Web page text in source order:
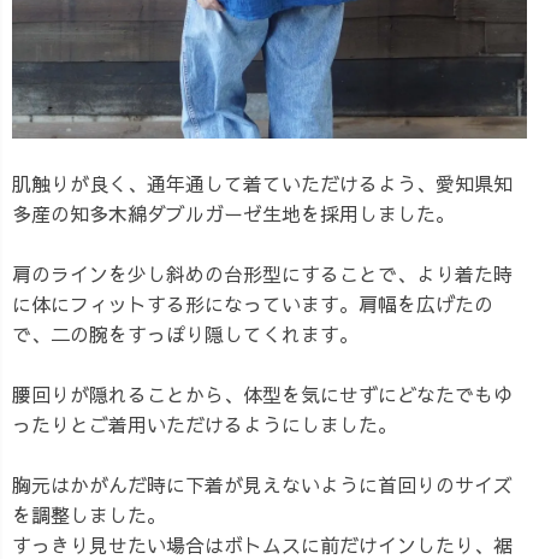
肌触りが良く、通年通して着ていただけるよう、愛知県知
多産の知多木綿ダブルガーゼ生地を採用しました。
肩のラインを少し斜めの台形型にすることで、より着た時
に体にフィットする形になっています。肩幅を広げたの
で、二の腕をすっぽり隠してくれます。
腰回りが隠れることから、体型を気にせずにどなたでもゆ
ったりとご着用いただけるようにしました。
胸元はかがんだ時に下着が見えないように首回りのサイズ
を調整しました。
すっきり見せたい場合はボトムスに前だけインしたり、裾